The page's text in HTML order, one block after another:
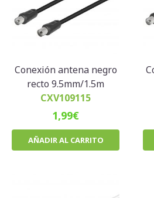
Conexión antena negro
recto 9.5mm/1.5m
CXV109115
1,99€
AÑADIR AL CARRITO